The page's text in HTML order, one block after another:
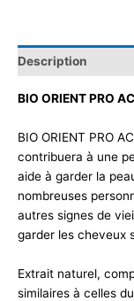
Description
BIO ORIENT PRO
BIO ORIENT PRO
contribuera à une
aide à garder la
nombreuses
autres signes de
garder les cheveux
Extrait naturel,
similaires à celles